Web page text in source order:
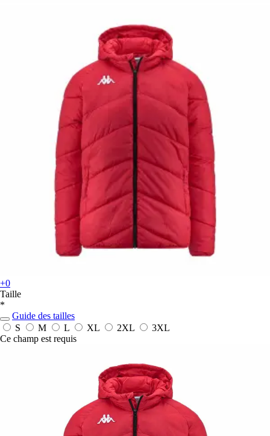
+0
Taille
*
Guide des tailles
S
M L XL 2XL
3XL
Ce champ est requis